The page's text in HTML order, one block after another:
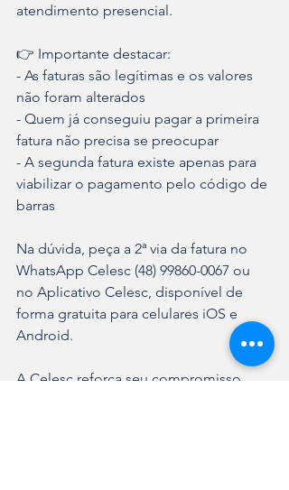
atendimento presencial.
👉 Importante destacar:
- As faturas são legítimas e os valores
não foram alterados
- Quem já conseguiu pagar a primeira
fatura não precisa se preocupar
- A segunda fatura existe apenas para
viabilizar o pagamento pelo código de
barras
Na dúvida, peça a 2ª via da fatura no
WhatsApp Celesc (48) 99860-0067 ou
no Aplicativo Celesc, disponível de
forma gratuita para celulares iOS e
Android.
A Celesc reforça seu compromisso